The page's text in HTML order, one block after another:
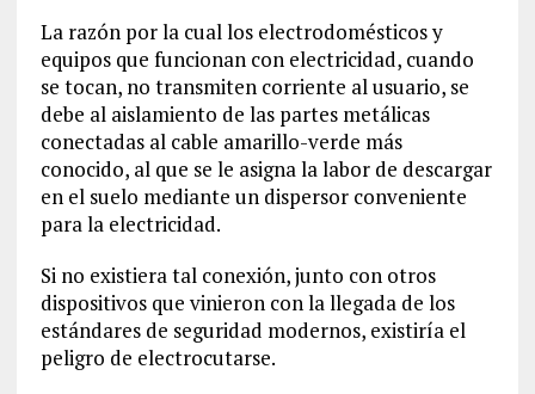
La razón por la cual los electrodomésticos y
equipos que funcionan con electricidad, cuando
se tocan, no transmiten corriente al usuario, se
debe al aislamiento de las partes metálicas
conectadas al cable amarillo-verde más
conocido, al que se le asigna la labor de descargar
en el suelo mediante un dispersor conveniente
para la electricidad.
Si no existiera tal conexión, junto con otros
dispositivos que vinieron con la llegada de los
estándares de seguridad modernos, existiría el
peligro de electrocutarse.